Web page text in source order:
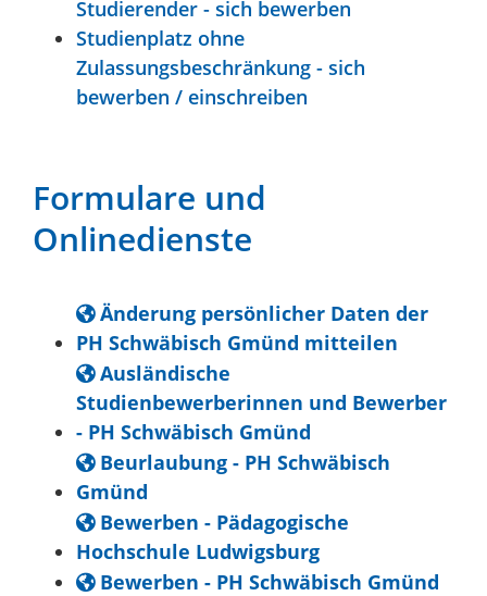
Studierender - sich bewerben
Studienplatz ohne
Zulassungsbeschränkung - sich
bewerben / einschreiben
Formulare und
Onlinedienste
Änderung persönlicher Daten der
PH Schwäbisch Gmünd mitteilen
Ausländische
Studienbewerberinnen und Bewerber
- PH Schwäbisch Gmünd
Beurlaubung - PH Schwäbisch
Gmünd
Bewerben - Pädagogische
Hochschule Ludwigsburg
Bewerben - PH Schwäbisch Gmünd